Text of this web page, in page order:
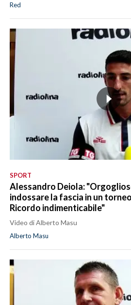
Red
SPORT
Alessandro Deiola:
indossare la fascia in un
Ricordo indimenticabile"
Video di Alberto Masu
Alberto Masu